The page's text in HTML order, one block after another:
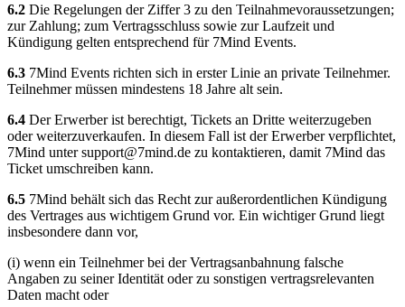
6.2 Die Regelungen der Ziffer 3 zu den Teilnahmevoraussetzungen;
zur Zahlung; zum Vertragsschluss sowie zur Laufzeit und
Kündigung gelten entsprechend für 7Mind Events.
6.3 7Mind Events richten sich in erster Linie an private Teilnehmer.
Teilnehmer müssen mindestens 18 Jahre alt sein.
6.4 Der Erwerber ist berechtigt, Tickets an Dritte weiterzugeben
oder weiterzuverkaufen. In diesem Fall ist der Erwerber verpflichtet,
7Mind untersupport@7mind.de zu kontaktieren, damit 7Mind das
Ticket umschreiben kann.
6.5 7Mind behält sich das Recht zur außerordentlichen Kündigung
des Vertrages aus wichtigem Grund vor. Ein wichtiger Grund liegt
insbesondere dann vor,
(i) wenn ein Teilnehmer bei der Vertragsanbahnung falsche
Angaben zu seiner Identität oder zu sonstigen vertragsrelevanten
Daten macht oder